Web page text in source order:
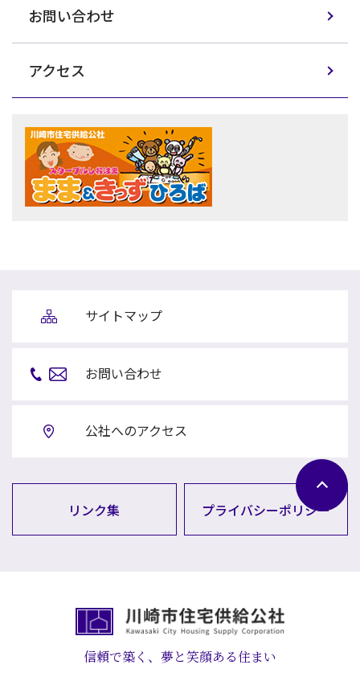
お問い合わせ
アクセス
サイトマップ
お問い合わせ
公社へのアクセス
リンク集 プライバシーポリシー
信頼で築く、夢と笑顔ある住まい